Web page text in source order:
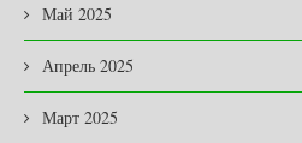
Май 2025
Апрель 2025
Март 2025